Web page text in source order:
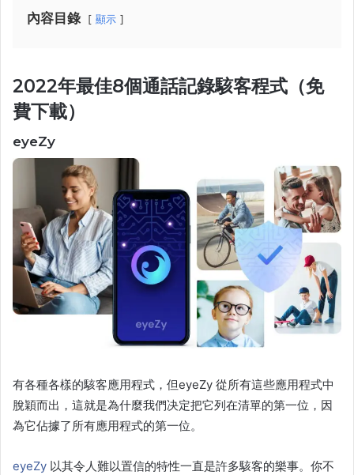
內容目錄 顯示
2022年最佳8個通話記錄駭客程式（免
費下載）
eyeZy
有各種各樣的駭客應用程式，但eyeZy 從所有這些應用程式中
脫穎而出，這就是為什麼我們决定把它列在清單的第一位，因
為它佔據了所有應用程式的第一位。
eyeZy 以其令人難以置信的特性一直是許多駭客的樂事。你不